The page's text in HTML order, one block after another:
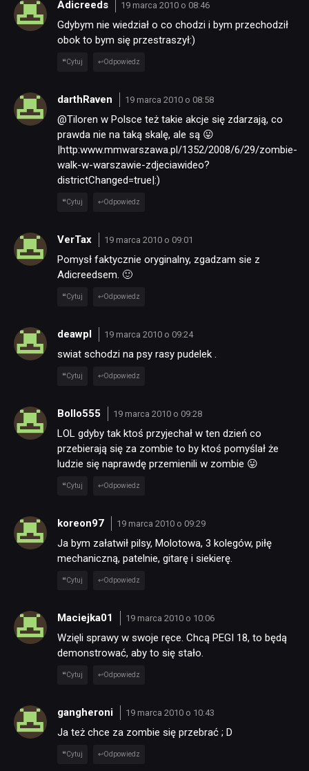
PUBLICYSTYKA
KULTURA
RETRO
TECHNOLOGIE
DYSKUSJE
JUŻ GRALIŚMY
SKLEP
Adicreeds 19 marca 2010 o 08:46
Gdybym nie wiedział o co chodzi i bym przechodził
obok to bym się przestraszył:)
Cytuj Odpowiedz
darthRaven 19 marca 2010 o 08:58
@Tiloren w Polsce też takie akcje się zdarzają, co
prawda nie na taką skalę, ale są 😛
|http:www.mmwarszawa.pl/1352/2008/6/29/zombie-
walk-w-warszawie-zdjeciawideo?
districtChanged=true|:)
Cytuj Odpowiedz
VerTax 19 marca 2010 o 09:01
Pomysł faktycznie oryginalny, zgadzam sie z
Adicreedsem. 🙂
Cytuj Odpowiedz
deawpl 19 marca 2010 o 09:24
swiat schodzi na psy rasy pudelek .
Cytuj Odpowiedz
Bollo555 19 marca 2010 o 09:28
LOL gdyby tak ktoś przyjechał w ten dzień co
przebierają się za zombie to by ktoś pomyślał że
ludzie się naprawdę przemienili w zombie 😛
Cytuj Odpowiedz
koreon97 19 marca 2010 o 09:29
Ja bym załatwił pilsy, Molotowa, 3 kolegów, piłę
mechaniczną, patelnie, gitarę i siekierę.
Cytuj Odpowiedz
Maciejka01 19 marca 2010 o 10:06
Wzięli sprawy w swoje ręce. Chcą PEGI 18, to będą
demonstrować, aby to się stało.
Cytuj Odpowiedz
gangheroni 19 marca 2010 o 10:43
Ja też chce za zombie się przebrać ; D
Cytuj Odpowiedz